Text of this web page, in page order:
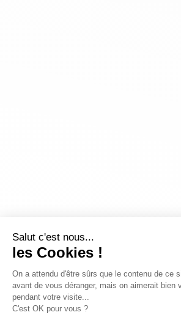
Salut c'est nous...
les Cookies !
On a attendu d'être sûrs que le contenu de ce
avant de vous déranger, mais on aimerait bien
pendant votre visite...
C'est OK pour vous ?